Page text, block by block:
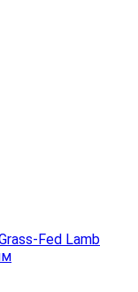
Fed Lamb